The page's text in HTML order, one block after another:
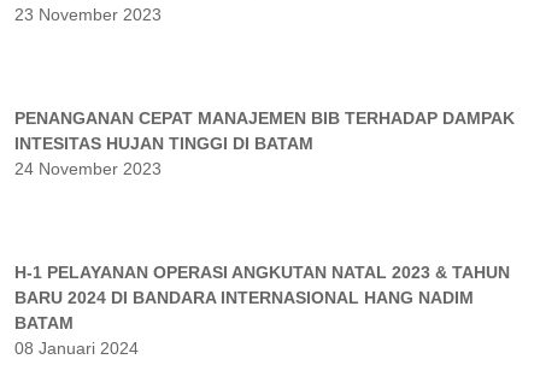
23 November 2023
PENANGANAN CEPAT MANAJEMEN BIB TERHADAP DAMPAK
INTESITAS HUJAN TINGGI DI BATAM
24 November 2023
H-1 PELAYANAN OPERASI ANGKUTAN NATAL 2023 & TAHUN
BARU 2024 DI BANDARA INTERNASIONAL HANG NADIM
BATAM
08 Januari 2024